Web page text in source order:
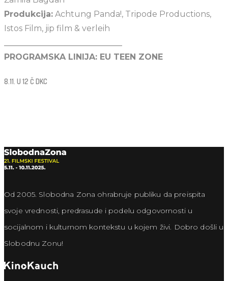
Produkcija: Achtung Panda!, Tripode Productions,
Istos Film, jip film & verleih
PROGRAMSKA LINIJA: EU TEEN ZONE
8.11. U 12 Č DKC
Od 2005. Slobodna Zona ohrabruje publiku da preispita
svoje vrednosti, predrasude i podelu odgovornosti u
socijalnom i kulturnom kontekstu u kojem živi. Dobro došli u
Slobodnu Zonu!